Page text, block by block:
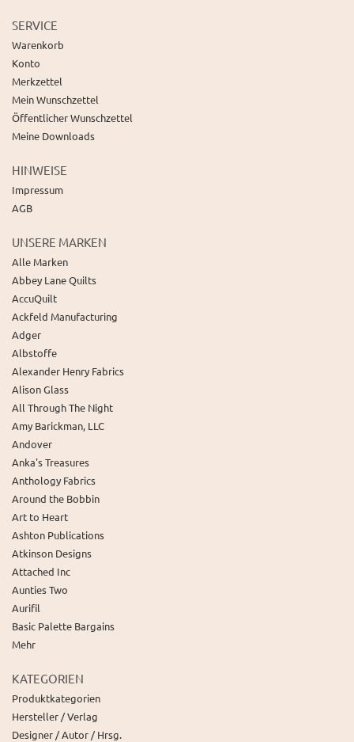
SERVICE
Warenkorb
Konto
Merkzettel
Mein Wunschzettel
Öffentlicher Wunschzettel
Meine Downloads
HINWEISE
Impressum
AGB
UNSERE MARKEN
Alle Marken
Abbey Lane Quilts
AccuQuilt
Ackfeld Manufacturing
Adger
Albstoffe
Alexander Henry Fabrics
Alison Glass
All Through The Night
Amy Barickman, LLC
Andover
Anka's Treasures
Anthology Fabrics
Around the Bobbin
Art to Heart
Ashton Publications
Atkinson Designs
Attached Inc
Aunties Two
Aurifil
Basic Palette Bargains
Mehr
KATEGORIEN
Produktkategorien
Hersteller / Verlag
Designer / Autor / Hrsg.